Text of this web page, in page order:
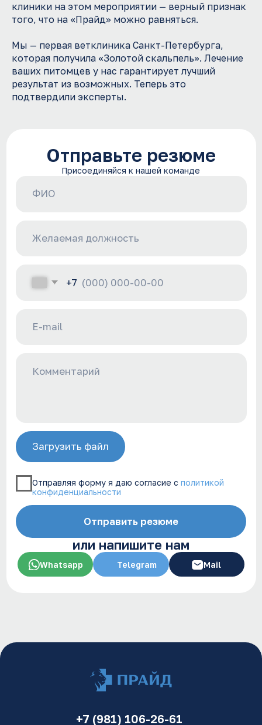
клиники на этом мероприятии — верный признак
того, что на «Прайд» можно равняться.
Мы — первая ветклиника Санкт-Петербурга,
которая получила «Золотой скальпель». Лечение
ваших питомцев у нас гарантирует лучший
результат из возможных. Теперь это
подтвердили эксперты.
Ветеринарные госпитали “Прайд”
Оставить резюме